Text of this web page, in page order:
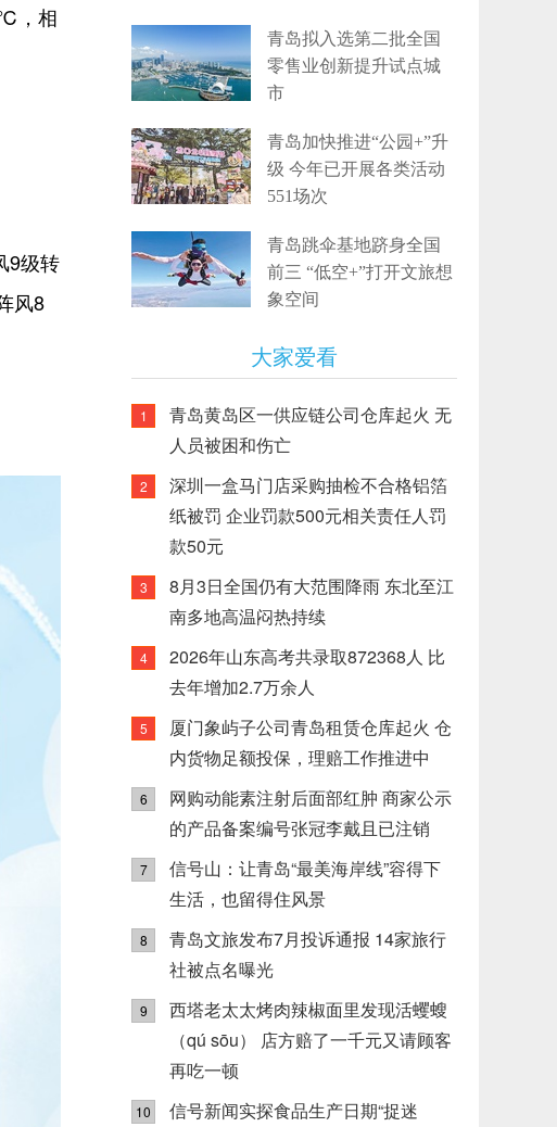
，相
9级转
风8
青岛拟入选第二批全国
零售业创新提升试点城
市
青岛加快推进“公园+”升
级 今年已开展各类活动
551场次
青岛跳伞基地跻身全国
前三 “低空+”打开文旅想
象空间
大家爱看
1
青岛黄岛区一供应链公司仓库起火 无
人员被困和伤亡
2
深圳一盒马门店采购抽检不合格铝箔
纸被罚 企业罚款500元相关责任人罚
款50元
3
8月3日全国仍有大范围降雨 东北至江
南多地高温闷热持续
4
2026年山东高考共录取872368人 比
去年增加2.7万余人
5
厦门象屿子公司青岛租赁仓库起火 仓
内货物足额投保，理赔工作推进中
6
网购动能素注射后面部红肿 商家公示
的产品备案编号张冠李戴且已注销
7
信号山：让青岛“最美海岸线”容得下
生活，也留得住风景
8
青岛文旅发布7月投诉通报 14家旅行
社被点名曝光
9
西塔老太太烤肉辣椒面里发现活蠼螋
（qú sōu） 店方赔了一千元又请顾客
再吃一顿
10
信号新闻实探食品生产日期“捉迷